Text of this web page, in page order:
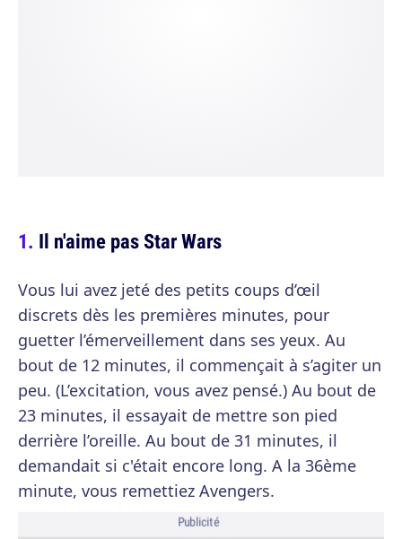
Il n'aime pas Star Wars
Vous lui avez jeté des petits coups d’œil
discrets dès les premières minutes, pour
guetter l’émerveillement dans ses yeux. Au
bout de 12 minutes, il commençait à s’agiter un
peu. (L’excitation, vous avez pensé.) Au bout de
23 minutes, il essayait de mettre son pied
derrière l’oreille. Au bout de 31 minutes, il
demandait si c'était encore long. A la 36ème
minute, vous remettiez Avengers.
Publicité